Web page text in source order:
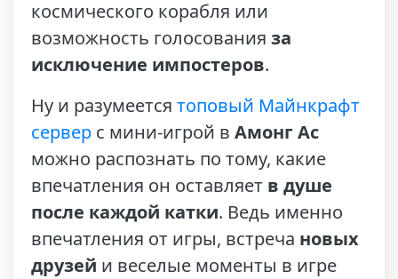
космического корабля или
возможность голосования за
исключение импостеров.
Ну и разумеется топовый Майнкрафт
сервер с мини-игрой в Амонг Ас
можно распознать по тому, какие
впечатления он оставляет в душе
после каждой катки. Ведь именно
впечатления от игры, встреча новых
друзей и веселые моменты в игре